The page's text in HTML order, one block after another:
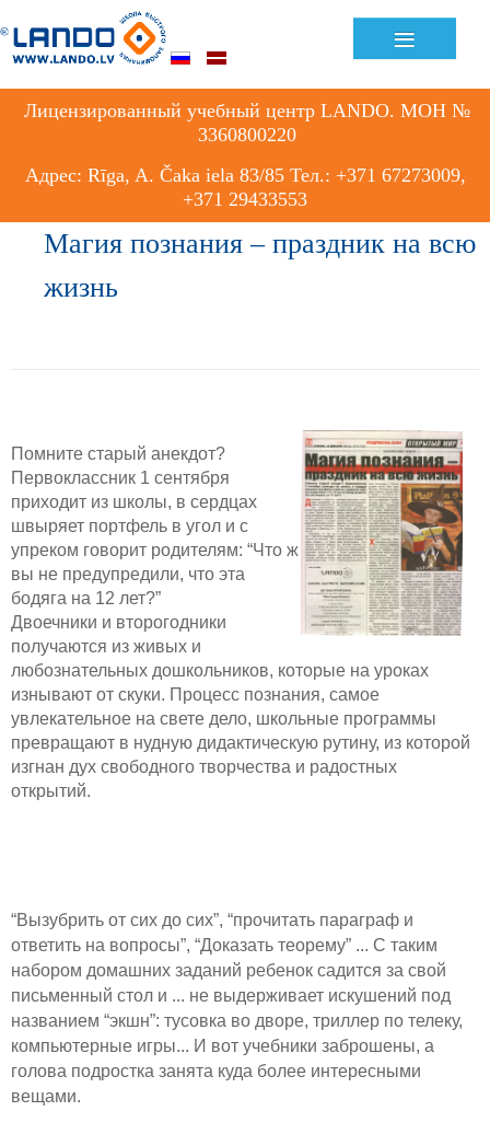
≡
Лицензированный учебный центр LANDO. МОН №
3360800220
Адрес: Rīga, A. Čaka iela 83/85 Тел.: +371 67273009,
+371 29433553
Магия познания – праздник на всю
жизнь
Помните старый анекдот?
Первоклассник 1 сентября
приходит из школы, в сердцах
швыряет портфель в угол и с
упреком говорит родителям: “Что ж
вы не предупредили, что эта
бодяга на 12 лет?”
Двоечники и второгодники
получаются из живых и
любознательных дошкольников, которые на уроках
изнывают от скуки. Процесс познания, самое
увлекательное на свете дело, школьные программы
превращают в нудную дидактическую рутину, из которой
изгнан дух свободного творчества и радостных
открытий.
“Вызубрить от сих до сих”, “прочитать параграф и
ответить на вопросы”, “Доказать теорему” ... С таким
набором домашних заданий ребенок садится за свой
письменный стол и ... не выдерживает искушений под
названием “экшн”: тусовка во дворе, триллер по телеку,
компьютерные игры... И вот учебники заброшены, а
голова подростка занята куда более интересными
вещами.